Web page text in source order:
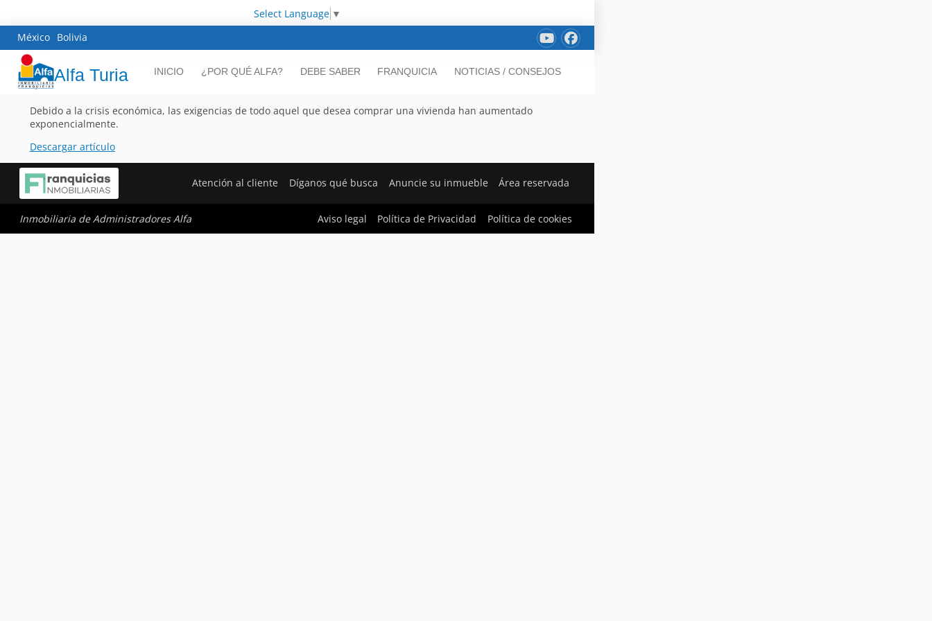
Select Language ▼
México Bolivia
Alfa Turia INICIO ¿POR QUÉ ALFA? DEBE SABER FRANQUICIA NOTICIAS / CONSEJOS
Debido a la crisis económica, las exigencias de todo aquel que desea comprar una vivienda han aumentado
exponencialmente.
Descargar artículo
Atención al cliente Díganos qué busca Anuncie su inmueble Área reservada
Inmobiliaria de Administradores Alfa Aviso legal Política de Privacidad Política de cookies